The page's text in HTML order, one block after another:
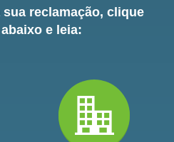
reclamação, clique
e leia: